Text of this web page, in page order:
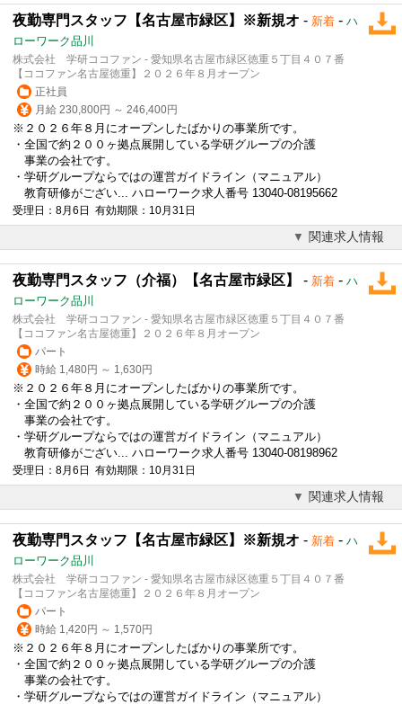
夜勤専門スタッフ【名古屋市緑区】※新規オ - 新着 - ハ
ローワーク品川
株式会社 学研ココファン - 愛知県名古屋市緑区徳重５丁目４０７番
【ココファン名古屋徳重】２０２６年８月オープン
正社員
月給 230,800円 ～ 246,400円
※２０２６年８月にオープンしたばかりの事業所です。
・全国で約２００ヶ拠点展開している学研グループの介護
事業の会社です。
・学研グループならではの運営ガイドライン（マニュアル）
教育研修がござい... ハローワーク求人番号 13040-08195662
受理日：8月6日 有効期限：10月31日
関連求人情報
夜勤専門スタッフ（介福）【名古屋市緑区】 - 新着 - ハ
ローワーク品川
株式会社 学研ココファン - 愛知県名古屋市緑区徳重５丁目４０７番
【ココファン名古屋徳重】２０２６年８月オープン
パート
時給 1,480円 ～ 1,630円
※２０２６年８月にオープンしたばかりの事業所です。
・全国で約２００ヶ拠点展開している学研グループの介護
事業の会社です。
・学研グループならではの運営ガイドライン（マニュアル）
教育研修がござい... ハローワーク求人番号 13040-08198962
受理日：8月6日 有効期限：10月31日
関連求人情報
夜勤専門スタッフ【名古屋市緑区】※新規オ - 新着 - ハ
ローワーク品川
株式会社 学研ココファン - 愛知県名古屋市緑区徳重５丁目４０７番
【ココファン名古屋徳重】２０２６年８月オープン
パート
時給 1,420円 ～ 1,570円
※２０２６年８月にオープンしたばかりの事業所です。
・全国で約２００ヶ拠点展開している学研グループの介護
事業の会社です。
・学研グループならではの運営ガイドライン（マニュアル）